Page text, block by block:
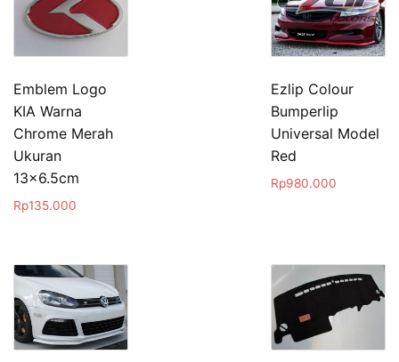
Emblem Logo
KIA Warna
Chrome Merah
Ukuran
13×6.5cm
Rp135.000
Ezlip Colour
Bumperlip
Universal Model
Red
Rp980.000